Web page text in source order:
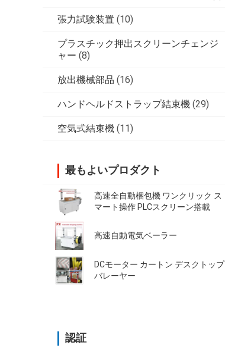
張力試験装置 (10)
プラスチック押出スクリーンチェンジ
ャー (8)
放出機械部品 (16)
ハンドヘルドストラップ結束機 (29)
空気式結束機 (11)
最もよいプロダクト
高速全自動梱包機 ワンクリック ス
マート操作 PLCスクリーン搭載
高速自動電気ベーラー
DCモーター カートン デスクトップ
バレーヤー
認証